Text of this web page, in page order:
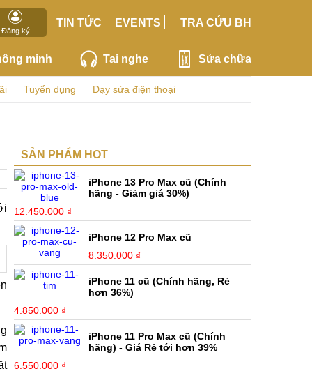
Đăng ký
TIN TỨC EVENTS TRA CỨU BH
minh Tai nghe Sửa chữa
Tuyển dụng Dạy sửa điện thoại
SẢN PHẨM HOT
iPhone 13 Pro Max cũ (Chính
hãng - Giảm giá 30%)
12.450.000 ₫
iPhone 12 Pro Max cũ
8.350.000 ₫
iPhone 11 cũ (Chính hãng, Rẻ
hơn 36%)
4.850.000 ₫
iPhone 11 Pro Max cũ (Chính
hãng) - Giá Rẻ tới hơn 39%
6.550.000 ₫